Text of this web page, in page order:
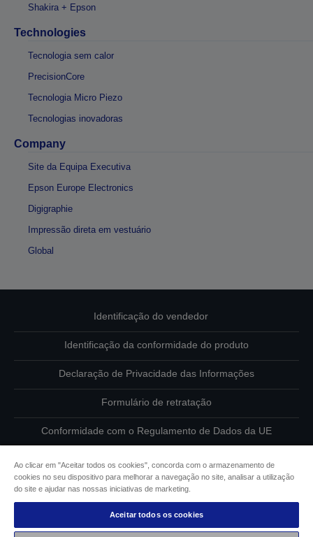
Shakira + Epson
Technologies
Tecnologia sem calor
PrecisionCore
Tecnologia Micro Piezo
Tecnologias inovadoras
Company
Site da Equipa Executiva
Epson Europe Electronics
Digigraphie
Impressão direta em vestuário
Global
Identificação do vendedor
Identificação da conformidade do produto
Declaração de Privacidade das Informações
Formulário de retratação
Conformidade com o Regulamento de Dados da UE
Informações sobre cookies
Compromisso da Epson para com a acessibilidade
Ao clicar em "Aceitar todos os cookies", concorda com o armazenamento de
cookies no seu dispositivo para melhorar a navegação no site, analisar a utilização
do site e ajudar nas nossas iniciativas de marketing.
Aceitar todos os cookies